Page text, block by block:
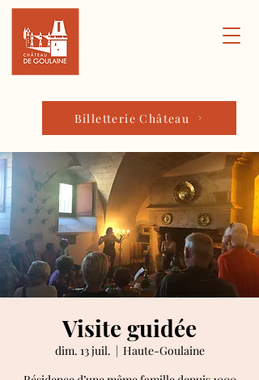
Billetterie Château
Visite guidée
dim. 13 juil.
  |
Haute-Goulaine